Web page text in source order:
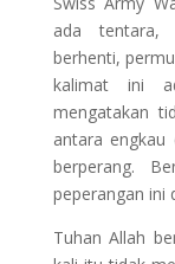
ada tentara,
berhenti,
kalimat ini
mengatakan
antara engkau
berperang.
peperangan ini
Tuhan Allah